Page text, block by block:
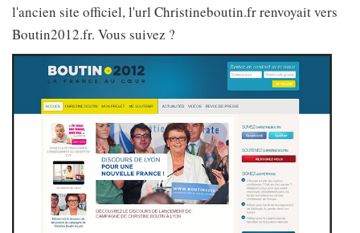
l'ancien site officiel, l'url Christineboutin.fr renvoyait vers
Boutin2012.fr. Vous suivez ?